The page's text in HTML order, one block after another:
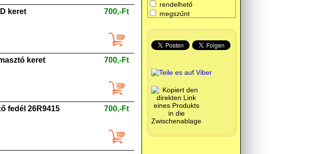
keret 700,-Ft
keret 700,-Ft
fedél 26R9415 700,-Ft
rendelhető
megszűnt